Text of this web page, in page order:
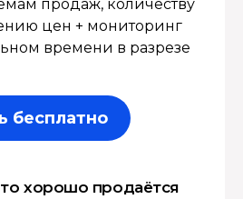
продаж, количеству
цен + мониторинг
времени в разрезе
бесплатно
хорошо продаётся